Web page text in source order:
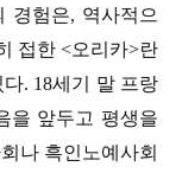
경험은, 역사적으
접한 <오리카>란
. 18세기 말 프랑
을 앞두고 평생을
나 흑인노예사회